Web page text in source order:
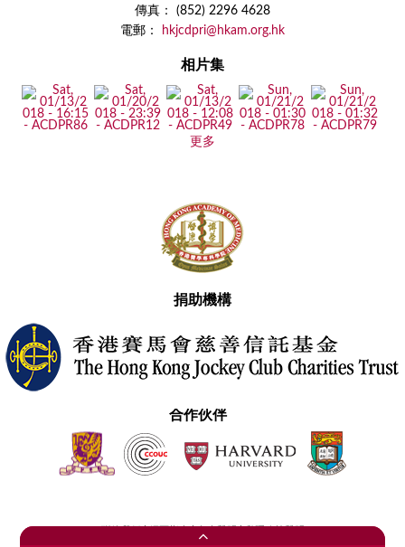
傳真： (852) 2296 4628
電郵：
hkjcdpri@hkam.org.hk
相片集
更多
捐助機構
合作伙伴